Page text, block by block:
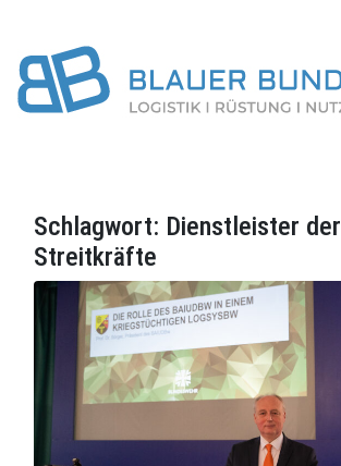
Schlagwort: Dienstleister der
Streitkräfte